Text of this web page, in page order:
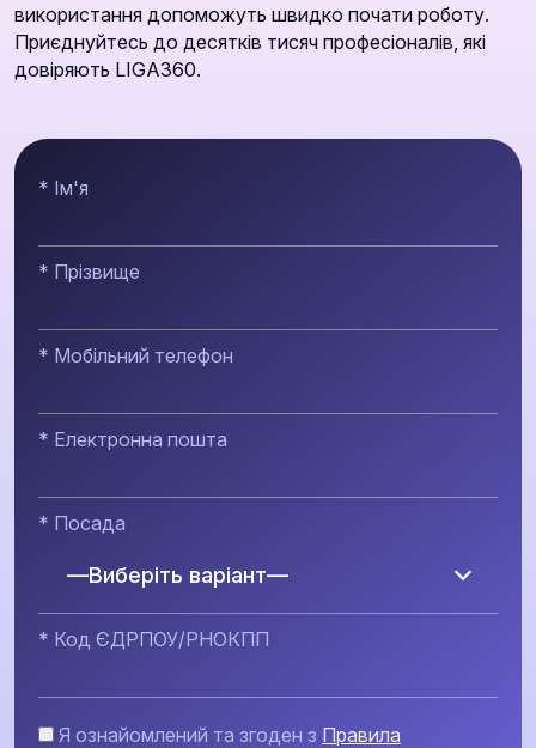
використання допоможуть швидко почати роботу.
Приєднуйтесь до десятків тисяч професіоналів, які
довіряють LIGA360.
* Ім'я
* Прізвище
* Мобільний телефон
* Електронна пошта
* Посада
—Виберіть варіант—
* Код ЄДРПОУ/РНОКПП
Я ознайомлений та згоден з Правила